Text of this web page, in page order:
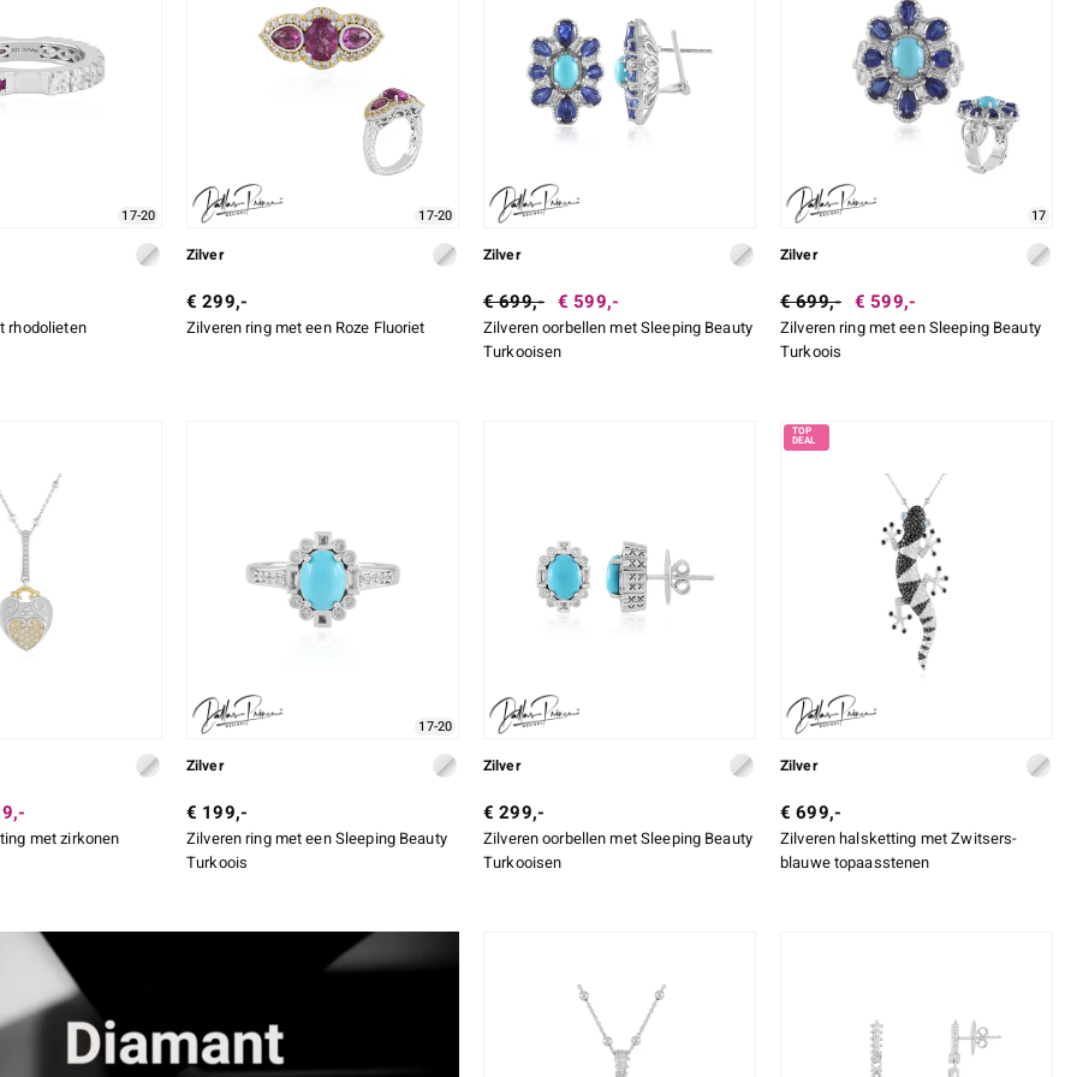
17-20
rhodolieten
17-20
Zilver
€ 299,-
Zilveren ring met een Roze Fluoriet
Zilver
€ 699,- € 599,-
Zilveren oorbellen met Sleeping Beauty
Turkooisen
17
Zilver
€ 699,- € 599,-
Zilveren ring met een Sleeping Beauty
Turkoois
met zirkonen
17-20
Zilver
€ 199,-
Zilveren ring met een Sleeping Beauty
Turkoois
Zilver
€ 299,-
Zilveren oorbellen met Sleeping Beauty
Turkooisen
Zilver
€ 699,-
Zilveren halsketting met Zwitsers-
blauwe topaasstenen